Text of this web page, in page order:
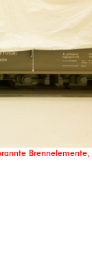
Brennelemente,